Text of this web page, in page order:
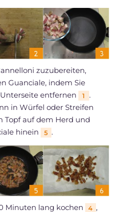
zuzubereiten,
Guanciale, indem Sie
entfernen
1
.
in Würfel oder Streifen
Topf auf dem Herd und
hinein
5 .
Minuten lang kochen 4 ,